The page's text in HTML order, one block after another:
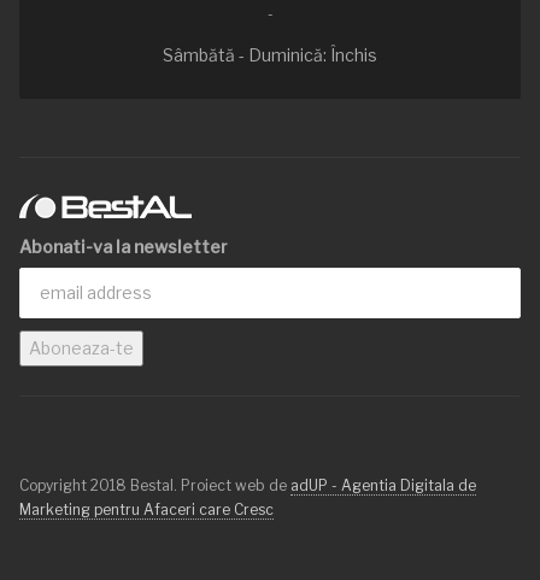
-
Sâmbătă - Duminică: Închis
Abonati-va la newsletter
Copyright 2018 Bestal. Proiect web de adUP - Agentia Digitala de
Marketing pentru Afaceri care Cresc